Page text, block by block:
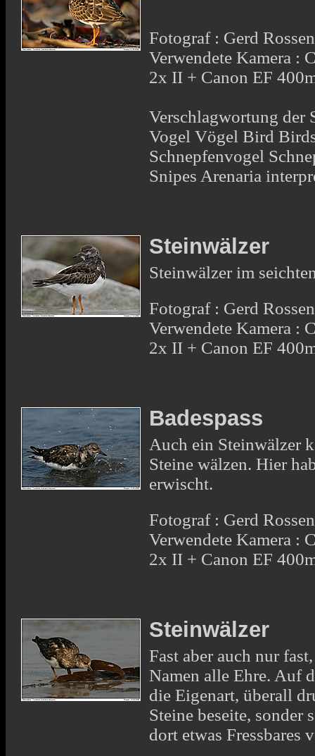
Fotograf : Gerd Rossen
Verwendete Kamera :
2x II + Canon EF
Verschlagwortung der
Vogel Vögel Bird
Schnepfenvogel
Snipes Arenaria
Steinwälzer
Steinwälzer im
Fotograf : Gerd Rossen
Verwendete Kamera :
2x II + Canon EF
Badespass
Auch ein Steinwälzer
Steine wälzen. Hier
erwischt.
Fotograf : Gerd Rossen
Verwendete Kamera :
2x II + Canon EF
Steinwälzer
Fast aber auch nur
Namen alle Ehre. Auf
die Eigenart, überall
Steine beseite, sonder
dort etwas Fressbares